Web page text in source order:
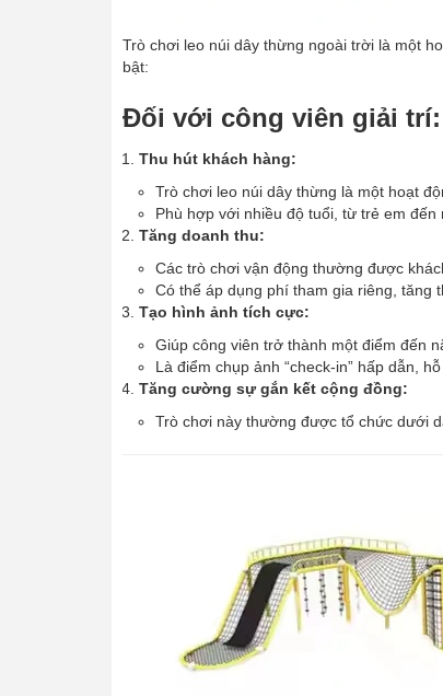
Trò chơi leo núi dây thừng ngoài trời là một
bật:
Đối với công viên giải trí:
Thu hút khách hàng:
Trò chơi leo núi dây thừng là một hoạt
Phù hợp với nhiều độ tuổi, từ trẻ em
Tăng doanh thu:
Các trò chơi vận động thường được
Có thể áp dụng phí tham gia riêng, tăng
Tạo hình ảnh tích cực:
Giúp công viên trở thành một điểm đến
Là điểm chụp ảnh “check-in” hấp dẫn,
Tăng cường sự gắn kết cộng đồng:
Trò chơi này thường được tổ chức dưới